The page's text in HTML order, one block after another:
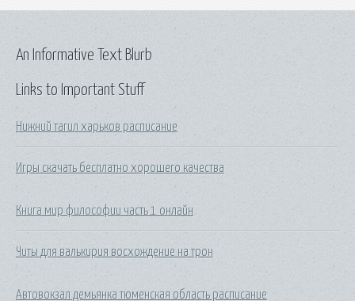
Links to Important Stuff
Нижний тагил харьков расписание
Игры скачать бесплатно хорошего качества
Книга мир философии часть 1 онлайн
Читы для валькирия восхождение на трон
Автовокзал демьянка тюменская область расписание
An Informative Text Blurb